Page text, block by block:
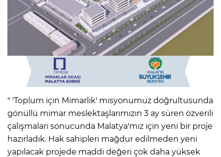
" 'Toplum için Mimarlık' misyonumuz doğrultusunda
gönüllü mimar meslektaşlarımızın 3 ay süren özverili
çalışmaları sonucunda Malatya'mız için yeni bir proje
hazırladık. Hak sahipleri mağdur edilmeden yeni
yapılacak projede maddi değeri çok daha yüksek